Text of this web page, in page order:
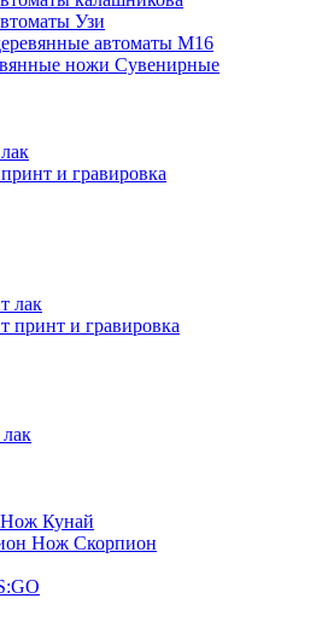
Узи
автоматы М16
Сувенирные
и гравировка
лак
принт и гравировка
Нож Кунай
Нож Скорпион